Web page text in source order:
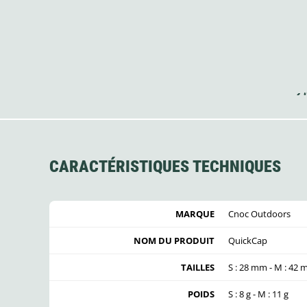
CARACTÉRISTIQUES TECHNIQUES
MARQUE Cnoc Outdoors
NOM DU PRODUIT QuickCap
TAILLES S : 28 mm - M : 42
POIDS S : 8 g - M : 11 g